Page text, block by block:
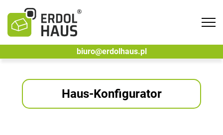
biuro@erdolhaus.pl
Haus-Konfigurator